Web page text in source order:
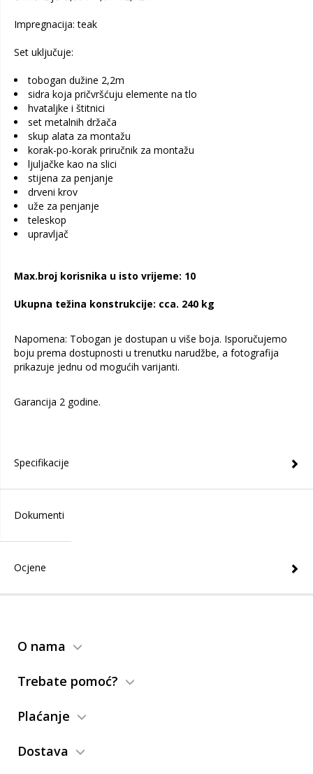
Impregnacija: teak
Set uključuje:
tobogan dužine 2,2m
sidra koja pričvršćuju elemente na tlo
hvataljke i štitnici
set metalnih držača
skup alata za montažu
korak-po-korak priručnik za montažu
ljuljačke kao na slici
stijena za penjanje
drveni krov
uže za penjanje
teleskop
upravljač
Max.broj korisnika u isto vrijeme: 10
Ukupna težina konstrukcije: cca. 240 kg
Napomena: Tobogan je dostupan u više boja. Isporučujemo
boju prema dostupnosti u trenutku narudžbe, a fotografija
prikazuje jednu od mogućih varijanti.
Garancija 2 godine.
Specifikacije
Dokumenti
Ocjene
O nama
Trebate pomoć?
Plaćanje
Dostava